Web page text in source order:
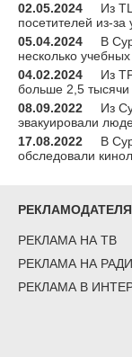
02.05.2024
Из
посетителей из-
05.04.2024
В
несколько
04.02.2024
Из
больше 2,5
08.09.2022
Из
эвакуировали
17.08.2022
В
обследовали
РЕКЛАМА НА ТВ
РЕКЛАМА НА
РЕКЛАМА В